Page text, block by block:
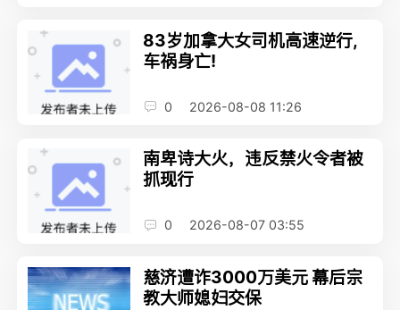
83岁加拿大女司机高速逆行,
车祸身亡!
0 2026-08-08 11:26
南卑诗大火，违反禁火令者被
抓现行
0 2026-08-07 03:55
慈济遭诈3000万美元 幕后宗
教大师媳妇交保